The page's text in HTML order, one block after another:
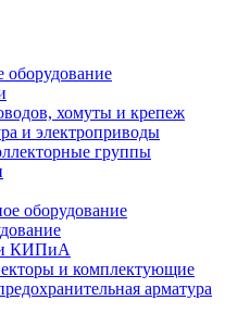
оборудование
хомуты и крепеж
и электроприводы
группы
оборудование
и КИПиА
и комплектующие
арматура